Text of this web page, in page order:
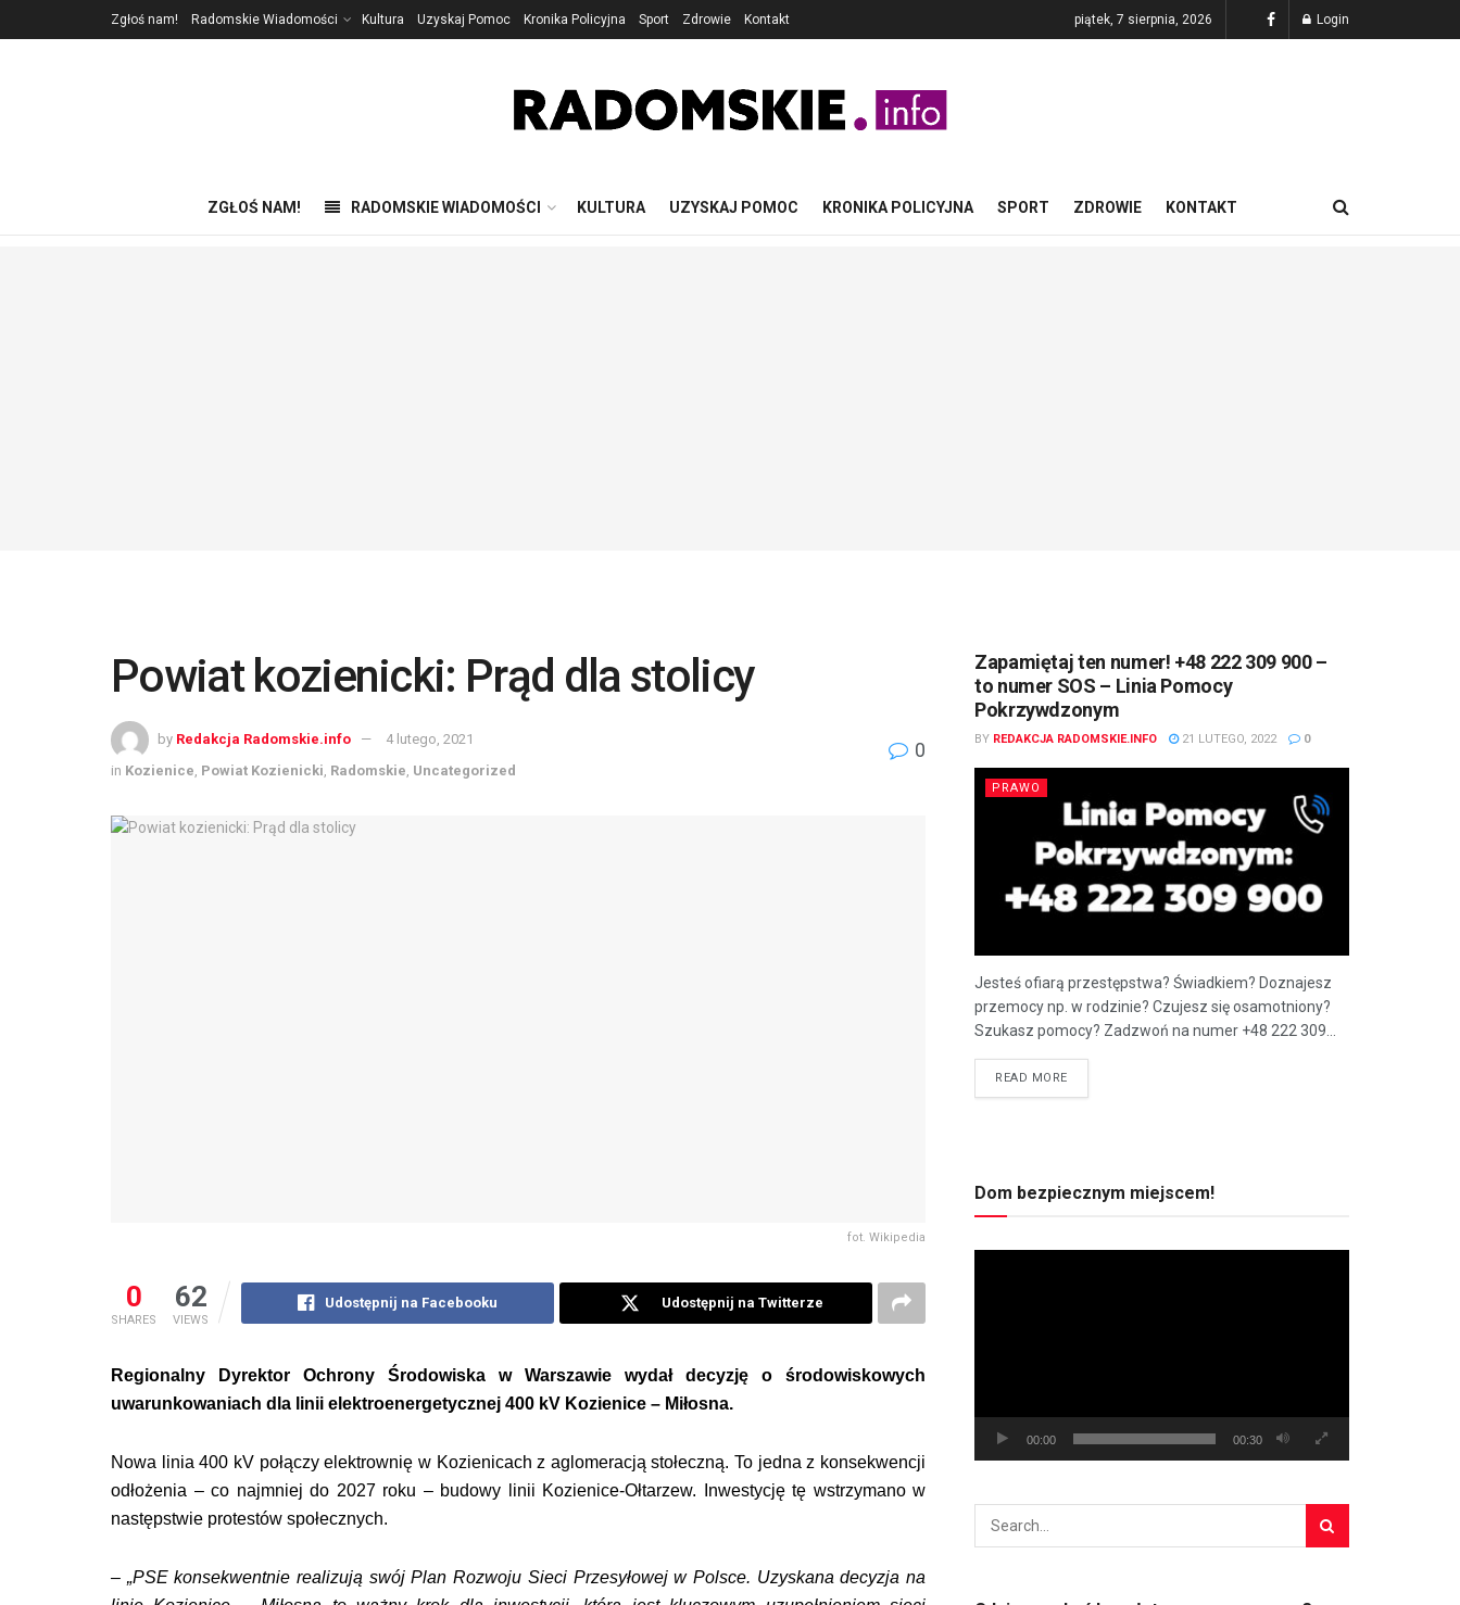
Zgłoś nam! Radomskie Wiadomości Kultura Uzyskaj Pomoc Kronika Policyjna Sport Zdrowie Kontakt piątek, 7 sierpnia, 2026 Login
ZGŁOŚ NAM! RADOMSKIE WIADOMOŚCI KULTURA UZYSKAJ POMOC KRONIKA POLICYJNA SPORT ZDROWIE KONTAKT
Powiat kozienicki: Prąd dla stolicy
by Redakcja Radomskie.info
4 lutego, 2021
in Kozienice Powiat Kozienicki Radomskie Uncategorized
0
fot. Wikipedia
0
SHARES
62
VIEWS
Udostępnij na Facebooku Udostępnij na Twitterze
Regionalny Dyrektor Ochrony Środowiska w Warszawie wydał decyzję o środowiskowych
uwarunkowaniach dla linii elektroenergetycznej 400 kV Kozienice – Miłosna.
Nowa linia 400 kV połączy elektrownię w Kozienicach z aglomeracją stołeczną. To jedna z konsekwencji
odłożenia – co najmniej do 2027 roku – budowy linii Kozienice-Ołtarzew. Inwestycję tę wstrzymano w
następstwie protestów społecznych.
– „PSE konsekwentnie realizują swój Plan Rozwoju Sieci Przesyłowej w Polsce. Uzyskana decyzja na
Zapamiętaj ten numer! +48 222 309 900 –
to numer SOS – Linia Pomocy
Pokrzywdzonym
BY REDAKCJA RADOMSKIE.INFO 21 LUTEGO, 2022 0
PRAWO
Jesteś ofiarą przestępstwa? Świadkiem? Doznajesz
przemocy np. w rodzinie? Czujesz się osamotniony?
Szukasz pomocy? Zadzwoń na numer +48 222 309...
READ MORE
Dom bezpiecznym miejscem!
00:00 00:30